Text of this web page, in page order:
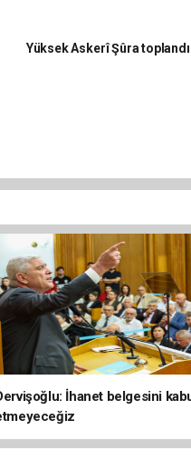
Yüksek Askerî Şûra toplandı
İhanet belgesini